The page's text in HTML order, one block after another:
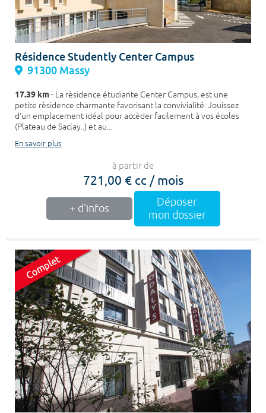
Résidence Studently Center Campus
91300 Massy
17.39 km- La rèsidence étudiante Center Campus, est une
petite rèsidence charmante favorisant la convivialité. Jouissez
d'un emplacement idéal pour accèder facilement à vos écoles
(Plateau de Saclay..) et au...
En savoir plus
à partir de
721,00 € cc / mois
+ d'infos
Déposer
mon dossier